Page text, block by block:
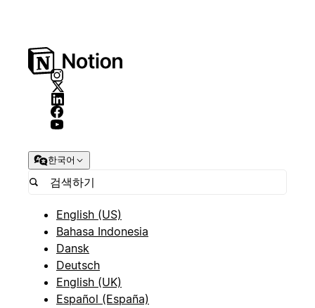
한국어
English (US)
Bahasa Indonesia
Dansk
Deutsch
English (UK)
Español (España)